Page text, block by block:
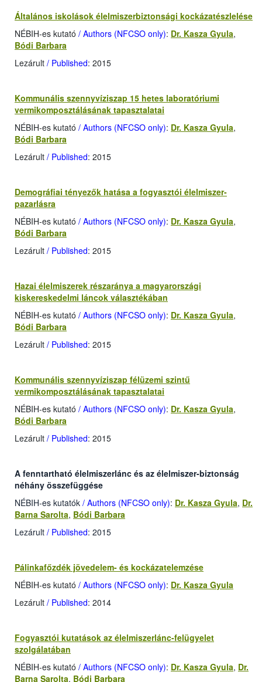
Általános iskolások élelmiszerbiztonsági kockázatészlelése
NÉBIH-es kutató / Authors (NFCSO only): Dr. Kasza Gyula,
Bódi Barbara
Lezárult / Published: 2015
Kommunális szennyvíziszap 15 hetes laboratóriumi
vermikomposztálásának tapasztalatai
NÉBIH-es kutató / Authors (NFCSO only): Dr. Kasza Gyula,
Bódi Barbara
Lezárult / Published: 2015
Demográfiai tényezők hatása a fogyasztói élelmiszer-
pazarlásra
NÉBIH-es kutató / Authors (NFCSO only): Dr. Kasza Gyula,
Bódi Barbara
Lezárult / Published: 2015
Hazai élelmiszerek részaránya a magyarországi
kiskereskedelmi láncok választékában
NÉBIH-es kutató / Authors (NFCSO only): Dr. Kasza Gyula,
Bódi Barbara
Lezárult / Published: 2015
Kommunális szennyvíziszap félüzemi szintű
vermikomposztálásának tapasztalatai
NÉBIH-es kutató / Authors (NFCSO only): Dr. Kasza Gyula,
Bódi Barbara
Lezárult / Published: 2015
A fenntartható élelmiszerlánc és az élelmiszer-biztonság
néhány összefüggése
NÉBIH-es kutatók / Authors (NFCSO only): Dr. Kasza Gyula, Dr.
Barna Sarolta, Bódi Barbara
Lezárult / Published: 2015
Pálinkafőzdék jövedelem- és kockázatelemzése
NÉBIH-es kutató / Authors (NFCSO only): Dr. Kasza Gyula
Lezárult / Published: 2014
Fogyasztói kutatások az élelmiszerlánc-felügyelet
szolgálatában
NÉBIH-es kutató / Authors (NFCSO only): Dr. Kasza Gyula, Dr.
Barna Sarolta, Bódi Barbara